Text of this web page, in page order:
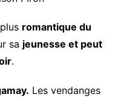
romantique du
sa jeunesse et peut
.
Les vendanges